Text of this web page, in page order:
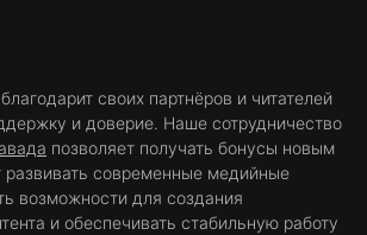
своих партнёров и читателей
и доверие. Наше сотрудничество
позволяет получать бонусы новым
развивать современные медийные
возможности для создания
и обеспечивать стабильную работу